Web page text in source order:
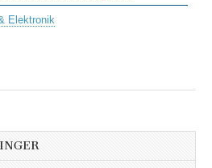
& Elektronik